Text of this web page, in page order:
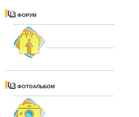
ФОРУМ
ФОТОАЛЬБОМ